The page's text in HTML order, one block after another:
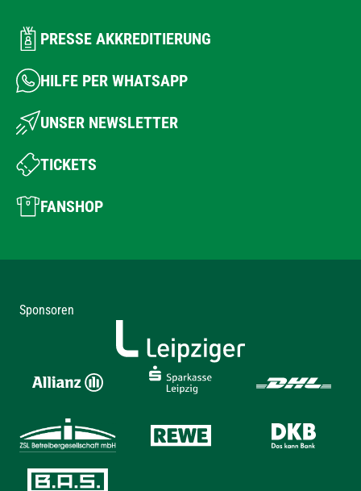
PRESSE AKKREDITIERUNG
HILFE PER WHATSAPP
UNSER NEWSLETTER
TICKETS
FANSHOP
Sponsoren